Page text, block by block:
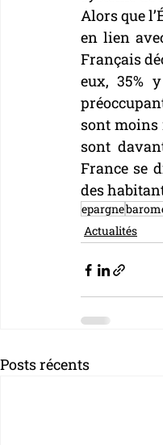
Alors que
en lien
Français
eux, 35%
sont moins
sont
France se
des
epargne
Actualités
Posts récents